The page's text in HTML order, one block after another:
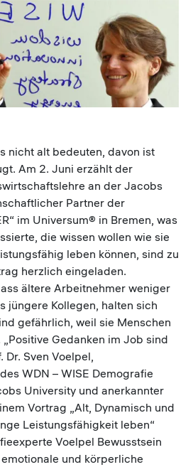
nicht alt bedeuten, davon ist
Am 2. Juni erzählt der
an der Jacobs
Partner der
im Universum® in Bremen, was
die wissen wollen wie sie
leben können, sind zu
herzlich eingeladen.
ältere Arbeitnehmer weniger
jüngere Kollegen, halten sich
gefährlich, weil sie Menschen
Gedanken im Job sind
Dr. Sven Voelpel,
WDN – WISE Demografie
University und anerkannter
Vortrag „Alt, Dynamisch und
Leistungsfähigkeit leben“
Voelpel Bewusstsein
und körperliche